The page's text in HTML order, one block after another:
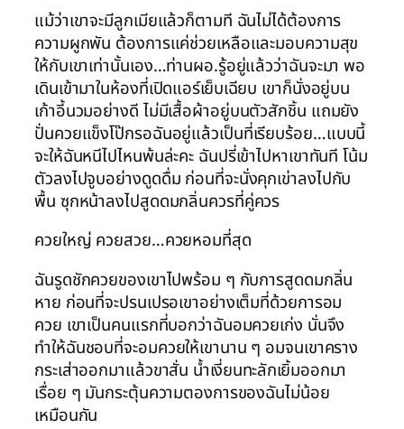
แม้ว่าเขาจะมีลูกเมียแล้วก็ตามที ฉันไม่ได้ต้องการ
ความผูกพัน ต้องการแค่ช่วยเหลือและมอบความสุข
ให้กับเขาเท่านั้นเอง…ท่านผอ.รู้อยู่แล้วว่าฉันจะมา พอ
เดินเข้ามาในห้องที่เปิดแอร์เย็บเฉียบ เขาก็นั่งอยู่บน
เก้าอี้นวมอย่างดี ไม่มีเสื้อผ้าอยู่บนตัวสักชิ้น แถมยัง
ปั่นควยแข็งโป๊กรอฉันอยู่แล้วเป็นที่เรียบร้อย…แบบนี้
จะให้ฉันหนีไปไหนพ้นล่ะคะ ฉันปรี่เข้าไปหาเขาทันที โน้ม
ตัวลงไปจูบอย่างดูดดื่ม ก่อนที่จะนั่งคุกเข่าลงไปกับ
พื้น ซุกหน้าลงไปสูดดมกลิ่นควรที่คู่ควร
ควยใหญ่ ควยสวย…ควยหอมที่สุด
ฉันรูดชักควยของเขาไปพร้อม ๆ กับการสูดดมกลิ่น
หาย ก่อนที่จะปรนเปรอเขาอย่างเต็มที่ด้วยการอม
ควย เขาเป็นคนแรกที่บอกว่าฉันอมควยเก่ง นั่นจึง
ทำให้ฉันชอบที่จะอมควยให้เขานาน ๆ อมจนเขาคราง
กระเส่าออกมาแล้วขาสั่น น้ำเงี่ยนทะลักเยิ้มออกมา
เรื่อย ๆ มันกระตุ้นความตองการของฉันไม่น้อย
เหมือนกัน